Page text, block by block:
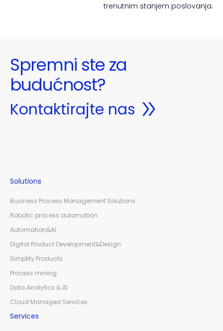
trenutnim stanjem poslovanja.
Spremni ste za
budućnost?
Kontaktirajte nas
Solutions
Business Process Management Solutions
Robotic process automation
Automation&AI
Digital Product Development&Design
Simplify Products
Process mining
Data Analytics & AI
Cloud Managed Services
Services